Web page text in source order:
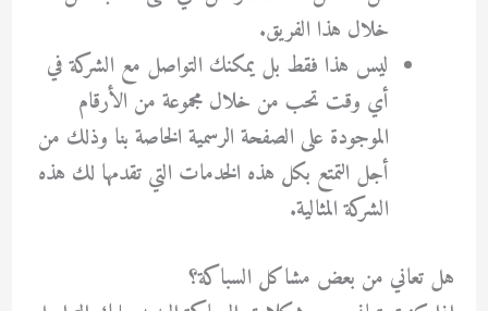
خلال هذا الفريق.
ليس هذا فقط بل يمكنك التواصل مع الشركة في
أي وقت تحب من خلال مجموعة من الأرقام
الموجودة على الصفحة الرسمية الخاصة بنا وذلك من
أجل التمتع بكل هذه الخدمات التي تقدمها لك هذه
الشركة المثالية.
هل تعاني من بعض مشاكل السباكة؟